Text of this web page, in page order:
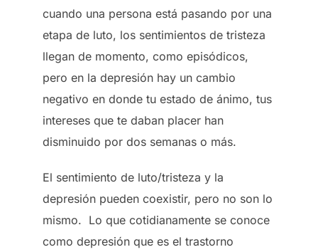
cuando una persona está pasando por una
etapa de luto, los sentimientos de tristeza
llegan de momento, como episódicos,
pero en la depresión hay un cambio
negativo en donde tu estado de ánimo, tus
intereses que te daban placer han
disminuido por dos semanas o más.
El sentimiento de luto/tristeza y la
depresión pueden coexistir, pero no son lo
mismo. Lo que cotidianamente se conoce
como depresión que es el trastorno